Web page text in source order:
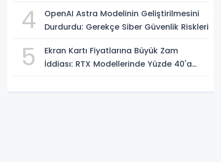
4
OpenAI Astra Modelinin Geliştirilmesini
Durdurdu: Gerekçe Siber Güvenlik Riskleri
5
Ekran Kartı Fiyatlarına Büyük Zam
İddiası: RTX Modellerinde Yüzde 40'a